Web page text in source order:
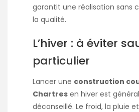
garantit une réalisation sans
la qualité.
L’hiver : à éviter
particulier
Lancer une construction
Chartres en hiver est
déconseillé. Le froid, la pluie